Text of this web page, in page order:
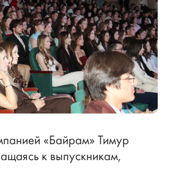
«Байрам» Тимур
к выпускникам,